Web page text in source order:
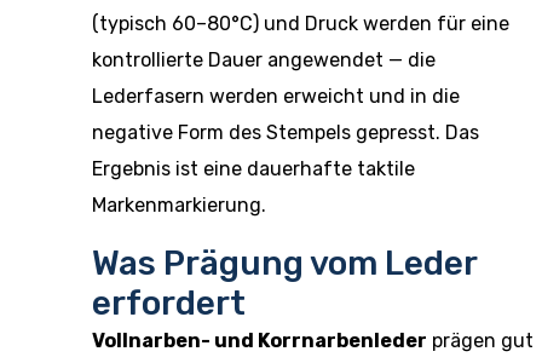
(typisch 60–80°C) und Druck werden für eine
kontrollierte Dauer angewendet — die
Lederfasern werden erweicht und in die
negative Form des Stempels gepresst. Das
Ergebnis ist eine dauerhafte taktile
Markenmarkierung.
Was Prägung vom Leder
erfordert
Vollnarben- und Korrnarbenleder prägen gut